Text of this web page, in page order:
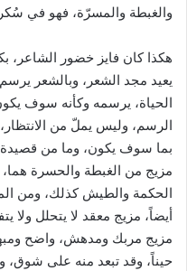
والغبطة والمسرّة، فهو في
هكذا كان فايز خضور الشاعر،
يعيد مجد الشعر، وبالشعر
الحياة، يرسمه وكأنه سوف
الرسم، وليس يملّ من
بما سوف يكون، وما من قصيدة
مزيج من الغبطة والحسرة
الحكمة والطيش كذلك، ومن
أيضاً، مزيج معقد لا يتحلل
مزيج مربك ومدهش، واضح
حيناً، وقد تبعد منه على